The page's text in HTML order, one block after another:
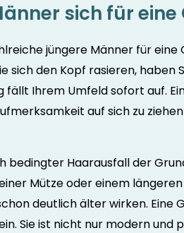
sich für eine
jüngere Männer für eine
sich den Kopf rasieren, haben
fällt Ihrem Umfeld sofort auf.
auf sich zu
bedingter Haarausfall der
Mütze oder einem
deutlich älter wirken. Eine
Sie ist nicht nur modern und